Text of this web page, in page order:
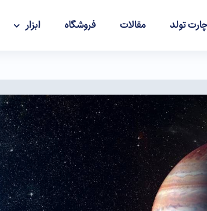
تولد مقالات فروشگاه ابزار